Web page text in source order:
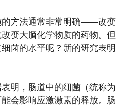
的方法通常非常明确——改变
变大脑化学物质的药物。但
菌的水平呢？新的研究表明
明，肠道中的细菌（统称为
会影响应激激素的释放。肠